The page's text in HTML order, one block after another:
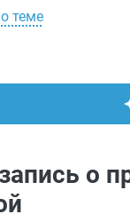
теме
о